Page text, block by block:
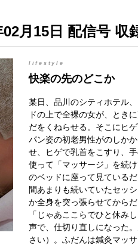
月15日 配信号 収
lifestyle
快楽の先のどこか
某日、品川のシティホテル
ドの上で全裸の女が、とき
だをくねらせる。そこにヒ
パン姿の初老男性がのしか
せ、ヒゲで乳首をこすり、
使って「マッサージ」を続
のベッドに座って見ている
間あまりも続いていたセッ
か全身を突っ張らせてからだ
「じゃあここらでひと休み
声で、仕切り直しになった
さい）。ふだんは鍼灸マッ